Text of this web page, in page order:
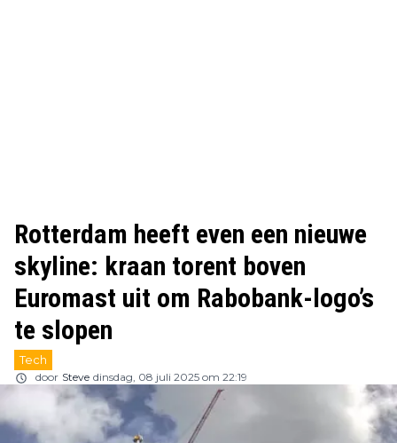
Rotterdam heeft even een nieuwe
skyline: kraan torent boven
Euromast uit om Rabobank-logo’s
te slopen
Tech
door Steve dinsdag, 08 juli 2025 om 22:19